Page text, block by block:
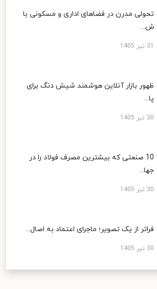
تحولی مدرن در فضاهای اداری و مسکونی با
ش...
ظهور بازار آنلاین هوشمند شیش دنگ برای
پا...
30 تیر 1405
10 صنعتی که بیشترین مصرف فولاد را در
جها...
30 تیر 1405
فراتر از یک تصویر؛ ماجرای اعتماد به اصال...
30 تیر 1405